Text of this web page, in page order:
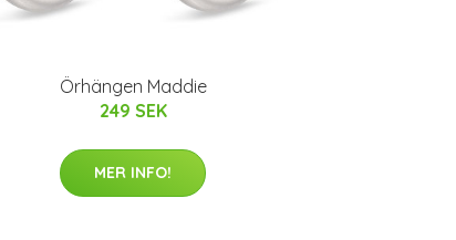
Örhängen Maddie
249 SEK
MER INFO!